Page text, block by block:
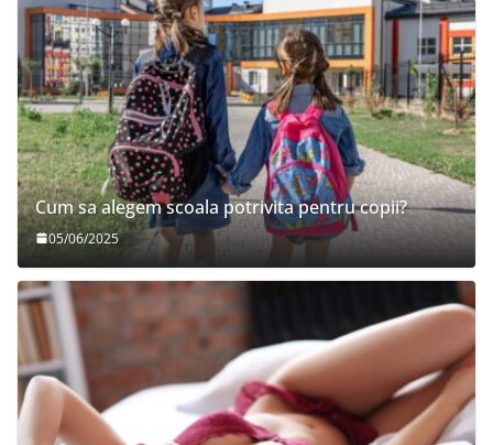
Cum sa alegem scoala potrivita pentru copii?
05/06/2025